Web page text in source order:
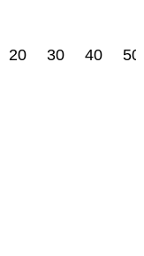
20 30 40 50